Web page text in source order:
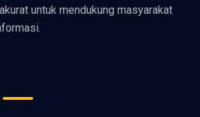
untuk mendukung masyarakat